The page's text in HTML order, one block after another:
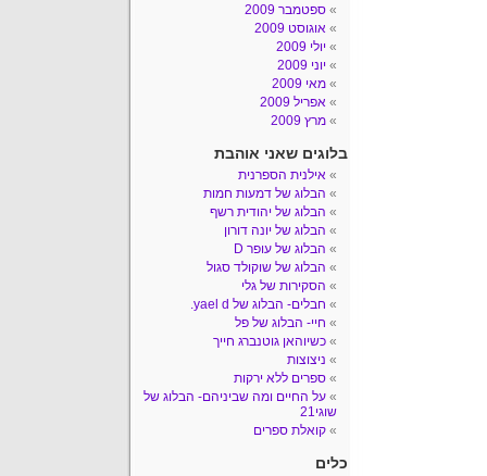
ספטמבר 2009
אוגוסט 2009
יולי 2009
יוני 2009
מאי 2009
אפריל 2009
מרץ 2009
בלוגים שאני אוהבת
אילנית הספרנית
הבלוג של דמעות חמות
הבלוג של יהודית רשף
הבלוג של יונה דורון
הבלוג של עופר D
הבלוג של שוקולד סגול
הסקירות של גלי
חבלים- הבלוג של yael d.
חיי- הבלוג של פל
כשיוהאן גוטנברג חייך
ניצוצות
ספרים ללא ירקות
על החיים ומה שביניהם- הבלוג של
שוגי21
קואלת ספרים
כלים